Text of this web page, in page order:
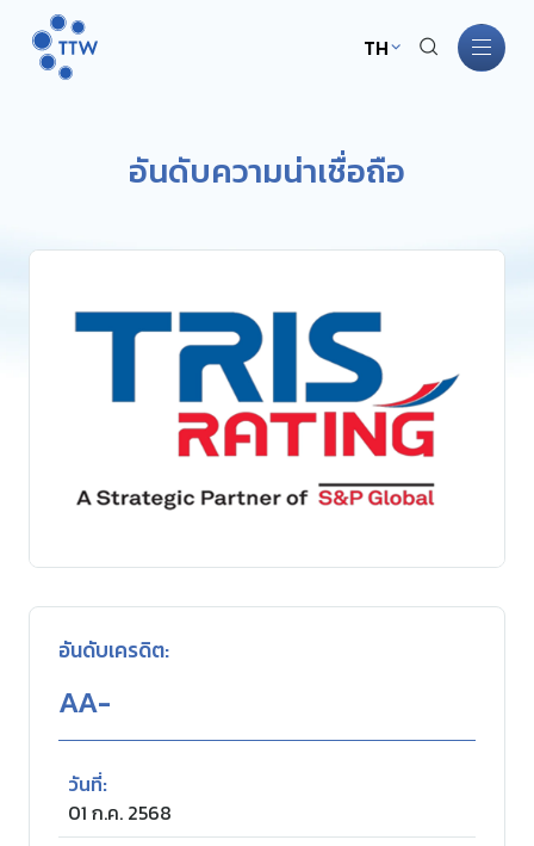
TH
การพัฒนาอย่างยั่งยืน
การกำกับดูแลกิจการ
นักลงทุนสัมพันธ์
ติดต่อเรา
อันดับความน่าเชื่อถือ
อันดับเครดิต:
AA-
วันที่:
01 ก.ค. 2568